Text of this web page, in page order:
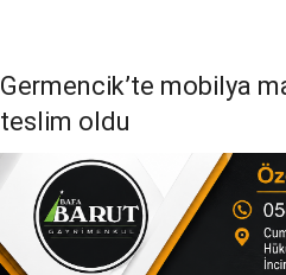
Germencik’te mobilya
teslim oldu